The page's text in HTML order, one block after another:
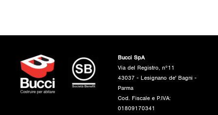
Bucci SpA
Via del Registro, n°11
43037 - Lesignano de' Bagni -
Parma
Cod. Fiscale e P.IVA:
01809170341